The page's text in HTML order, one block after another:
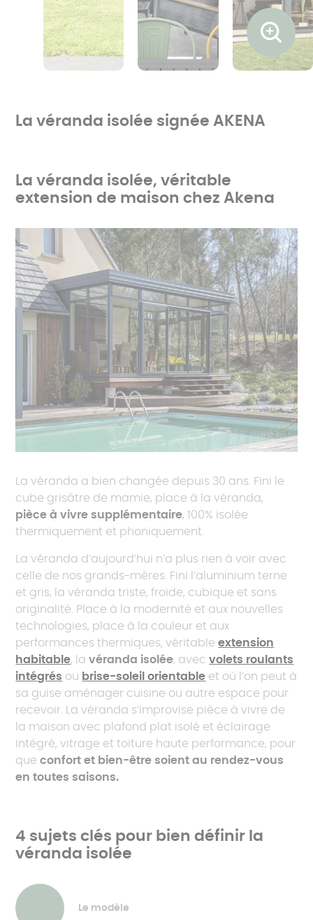
Ouvrir
La véranda isolée signée AKENA
La véranda isolée, véritable
extension de maison chez Akena
La véranda a bien changée depuis 30 ans. Fini le
cube grisâtre de mamie, place à la véranda,
pièce à vivre supplémentaire, 100% isolée
thermiquement et phoniquement.
La véranda d’aujourd’hui n’a plus rien à voir avec
celle de nos grands-mères. Fini l’aluminium terne
et gris, la véranda triste, froide, cubique et sans
originalité. Place à la modernité et aux nouvelles
technologies, place à la couleur et aux
performances thermiques, véritableextension
habitable, lavéranda isolée, avecvolets roulants
intégrés ou brise-soleil orientable et où l’on peut à
sa guise aménager cuisine ou autre espace pour
recevoir. La véranda s’improvise pièce à vivre de
la maison avec plafond plat isolé et éclairage
intégré, vitrage et toiture haute performance, pour
que confort et bien-être soient au rendez-vous
en toutes saisons.
4 sujets clés pour bien définir la
véranda isolée
Le modèle